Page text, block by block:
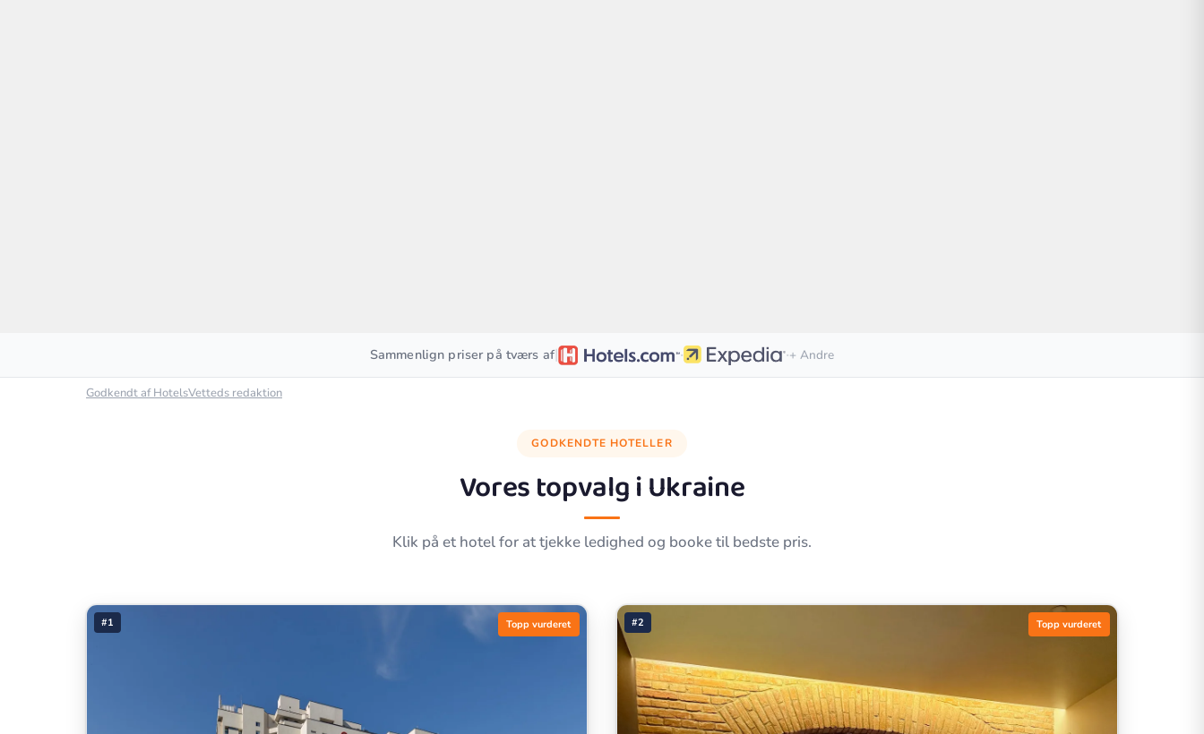
Sammenlign priser på tværs af| · ·+ Andre
Godkendt af HotelsVetteds redaktion
GODKENDTE HOTELLER
Vores topvalg iUkraine
Klik på et hotel for at tjekke ledighed og booke til bedste pris.
#1 Topp vurderet #2 Topp vurderet